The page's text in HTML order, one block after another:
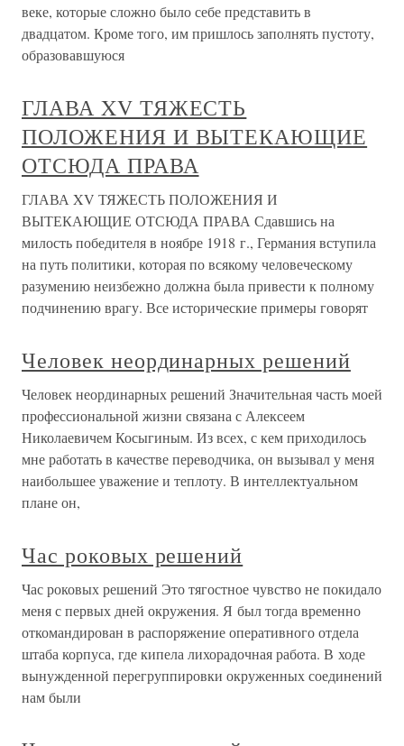
веке, которые сложно было себе представить в
двадцатом. Кроме того, им пришлось заполнять пустоту,
образовавшуюся
ГЛАВА XV ТЯЖЕСТЬ
ПОЛОЖЕНИЯ И ВЫТЕКАЮЩИЕ
ОТСЮДА ПРАВА
ГЛАВА XV ТЯЖЕСТЬ ПОЛОЖЕНИЯ И
ВЫТЕКАЮЩИЕ ОТСЮДА ПРАВА Сдавшись на
милость победителя в ноябре 1918 г., Германия вступила
на путь политики, которая по всякому человеческому
разумению неизбежно должна была привести к полному
подчинению врагу. Все исторические примеры говорят
Человек неординарных решений
Человек неординарных решений Значительная часть моей
профессиональной жизни связана с Алексеем
Николаевичем Косыгиным. Из всех, с кем приходилось
мне работать в качестве переводчика, он вызывал у меня
наибольшее уважение и теплоту. В интеллектуальном
плане он,
Час роковых решений
Час роковых решений Это тягостное чувство не покидало
меня с первых дней окружения. Я был тогда временно
откомандирован в распоряжение оперативного отдела
штаба корпуса, где кипела лихорадочная работа. В ходе
вынужденной перегруппировки окруженных соединений
нам были